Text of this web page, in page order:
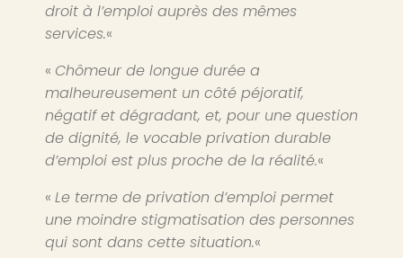
droit à l’emploi auprès des mêmes
services.«
« Chômeur de longue durée a
malheureusement un côté péjoratif,
négatif et dégradant, et, pour une question
de dignité, le vocable privation durable
d’emploi est plus proche de la réalité.«
« Le terme de privation d’emploi permet
une moindre stigmatisation des personnes
qui sont dans cette situation.«